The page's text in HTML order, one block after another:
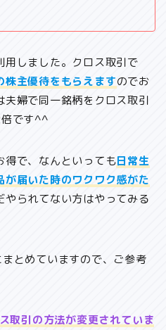
用しました。クロス取引で
株主優待をもらえますのでお
婦で同一銘柄をクロス取引
倍です^^
得で、なんといっても日常生
届いた時のワクワク感がた
やられてない方はやってみる
とめていますので、ご参考
取引の方法が変更されていま